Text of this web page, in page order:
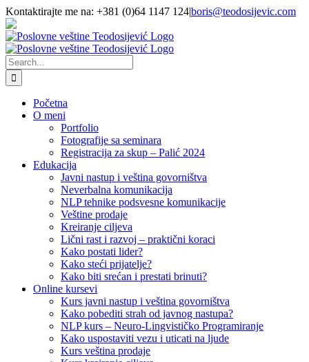
Skip
to
content
Kontaktirajte me na: +381 (0)64 1147 124|boris@teodosijevic.com
Facebook
YouTube
Instagram
X
Search
for:
Početna
O meni
Portfolio
Fotografije sa seminara
Registracija za skup – Palić 2024
Edukacija
Javni nastup i veština govorništva
Neverbalna komunikacija
NLP tehnike podsvesne komunikacije
Veštine prodaje
Kreiranje ciljeva
Lični rast i razvoj – praktični koraci
Kako postati lider?
Kako steći prijatelje?
Kako biti srećan i prestati brinuti?
Online kursevi
Kurs javni nastup i veština govorništva
Kako pobediti strah od javnog nastupa?
NLP kurs – Neuro-Lingvističko Programiranje
Kako uspostaviti vezu i uticati na ljude
Kurs veština prodaje